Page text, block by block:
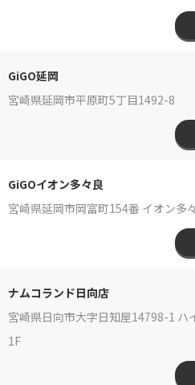
GiGO延岡
宮崎県延岡市平原町5丁目1492-8
GiGOイオン多々良
宮崎県延岡市岡富町154番 イオン多
ナムコランド日向店
宮崎県日向市大字日知屋14798-1 ハ
1F